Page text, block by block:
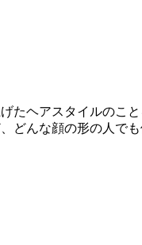
ヘアスタイルのこ
どんな顔の形の人でも